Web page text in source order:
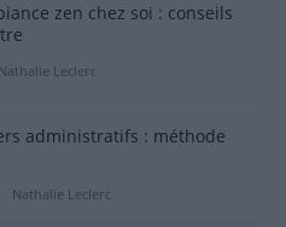
zen chez soi : conseils
Nathalie Leclerc
administratifs : méthode
Nathalie Leclerc